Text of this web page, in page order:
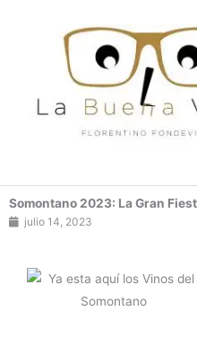
Somontano 2023: La Gran
julio 14, 2023